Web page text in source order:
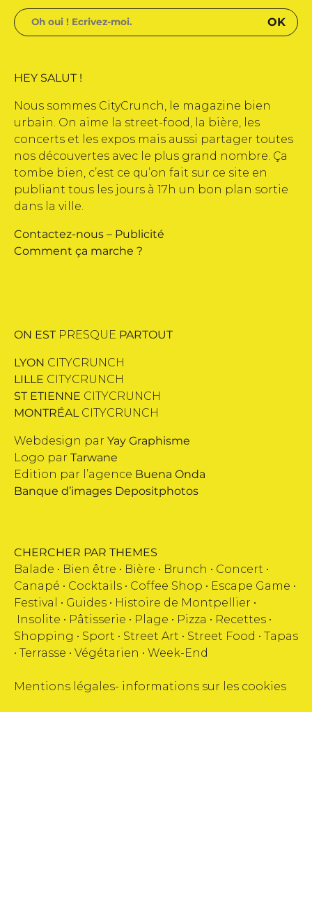
HEY SALUT !
Nous sommes CityCrunch, le magazine bien
urbain. On aime la street-food, la bière, les
concerts et les expos mais aussi partager toutes
nos découvertes avec le plus grand nombre. Ça
tombe bien, c’est ce qu’on fait sur ce site en
publiant tous les jours à 17h un bon plan sortie
dans la ville.
Contactez-nous – Publicité
Comment ça marche ?
ON EST PRESQUE PARTOUT
LYON CITYCRUNCH
LILLE CITYCRUNCH
ST ETIENNE CITYCRUNCH
MONTRÉAL CITYCRUNCH
Webdesign par Yay Graphisme
Logo par Tarwane
Edition par l’agence Buena Onda
Banque d’images Depositphotos
CHERCHER PAR THEMES
Balade • Bien être • Bière • Brunch • Concert •
Canapé • Cocktails • Coffee Shop • Escape Game •
Festival
• Guides • Histoire de Montpellier •
Insolite • Pâtisserie • Plage • Pizza • Recettes •
Shopping • Sport • Street Art • Street Food • Tapas
• Terrasse • Végétarien • Week-End
Mentions légales- informations sur les cookies